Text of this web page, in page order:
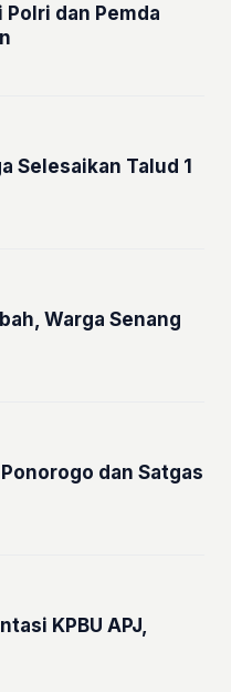
dan Pemda
Selesaikan Talud 1
Warga Senang
dan Satgas
KPBU APJ,